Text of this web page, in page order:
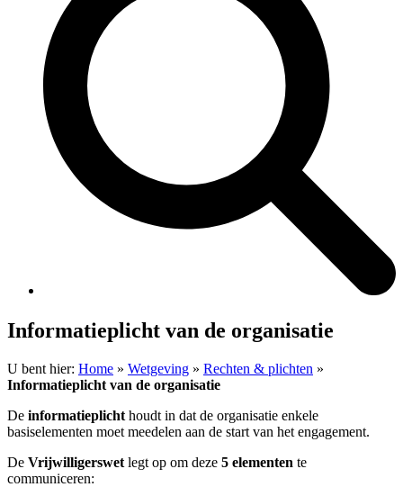
Informatieplicht van de organisatie
U bent hier: Home » Wetgeving » Rechten & plichten »
Informatieplicht van de organisatie
De informatieplicht houdt in dat de organisatie enkele
basiselementen moet meedelen aan de start van het engagement.
De Vrijwilligerswet legt op om deze 5 elementen te
communiceren: